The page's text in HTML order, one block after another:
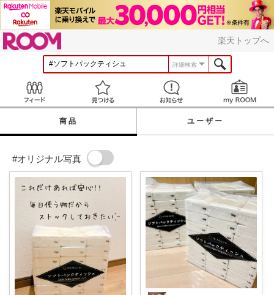
楽天トップへ
詳細検索
見つける お知らせ
商品 ユーザー
#オリジナル写真